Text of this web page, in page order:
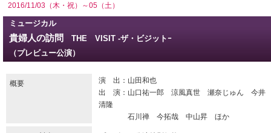
2016/11/03（木・祝）～05（土）
ミュージカル
貴婦人の訪問
THE VISIT -ザ・ビジットｰ
（プレビュー公演）
概要
演 出：山田和也
出 演：山口祐一郎 涼風真世 瀬奈じゅん 今井
清隆
石川禅 今拓哉 中山昇 ほか